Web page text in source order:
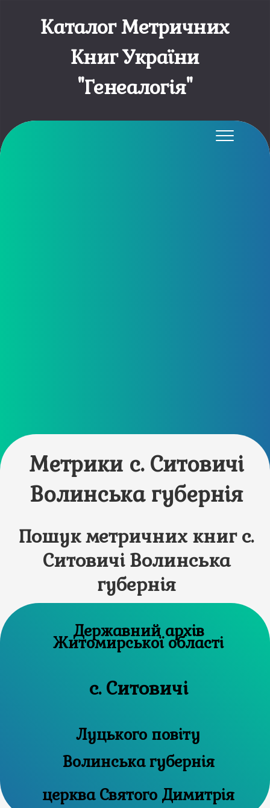
Каталог Метричних
Книг України
"Генеалогія"
Метрики с. Ситовичі
Волинська губернія
Пошук метричних книг с.
Ситовичі Волинська
губернія
Державний архів
Житомирської області
с. Ситовичі
Луцького повіту
Волинська губернія
церква Святого Димитрія